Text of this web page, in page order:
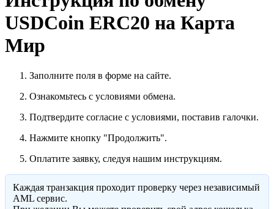
USDCoin ERC20 на Карта
Мир
Заполните поля в форме на сайте.
Ознакомьтесь с условиями обмена.
Подтвердите согласие с условиями, поставив галочки.
Нажмите кнопку "Продолжить".
Оплатите заявку, следуя нашим инструкциям.
Каждая транзакция проходит проверку через независимый
AML сервис.